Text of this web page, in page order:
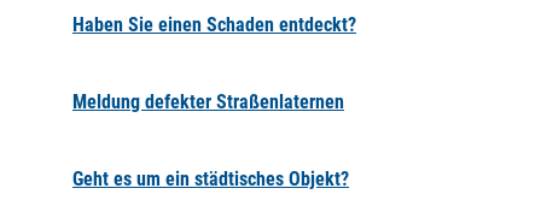
Haben Sie einen Schaden entdeckt?
Meldung defekter Straßenlaternen
Geht es um ein städtisches Objekt?